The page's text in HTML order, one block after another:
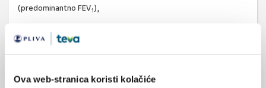
Ova web-stranica koristi kolačiće
(predominantno FEV1),
najviše zastupljeni u općoj populaciji i najčešće u skrbi liječnika
4. skupina D: ima najveći rizik mortaliteta sa teškim